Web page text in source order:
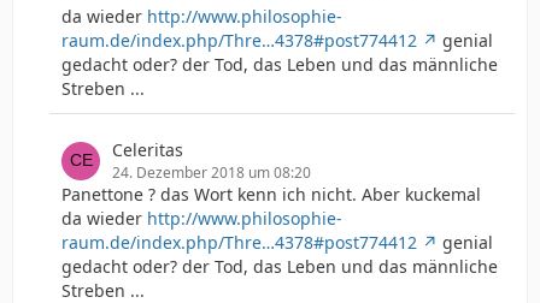
da wieder http://www.philosophie-
raum.de/index.php/Thre…4378#post774412
genial
gedacht oder? der Tod, das Leben und das männliche
Streben ...
Celeritas
24. Dezember 2018 um 08:20
Panettone ? das Wort kenn ich nicht. Aber kuckemal
da wieder http://www.philosophie-
raum.de/index.php/Thre…4378#post774412
genial
gedacht oder? der Tod, das Leben und das männliche
Streben ...